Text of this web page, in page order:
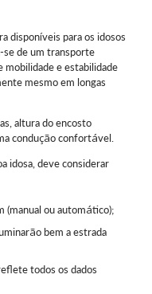
disponíveis para os idosos
se de um transporte
mobilidade e estabilidade
mesmo em longas
altura do encosto
condução confortável.
idosa, deve considerar
(manual ou automático);
bem a estrada
todos os dados